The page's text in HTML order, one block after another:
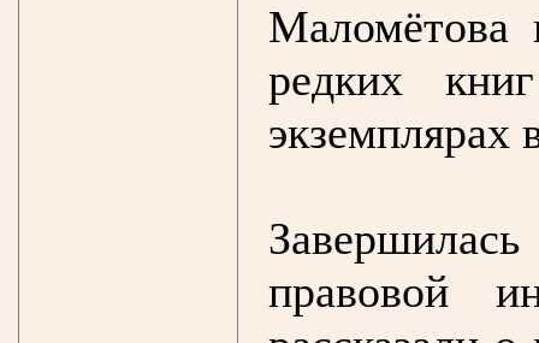
Маломётова
редких
экземплярах
правовой